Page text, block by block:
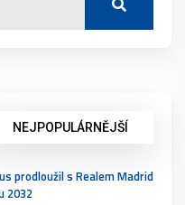
NEJPOPULÁRNĚJŠÍ
prodloužil s Realem Madrid
2032